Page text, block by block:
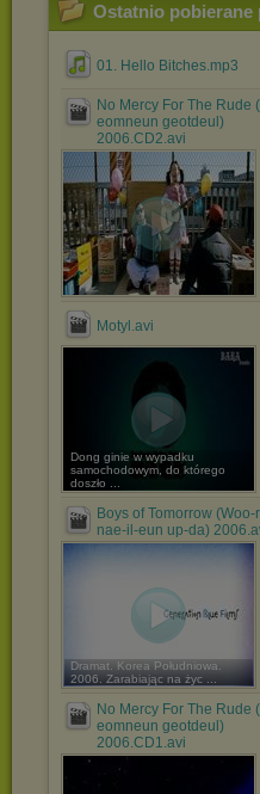
Ostatnio pobierane
01. Hello Bitches.mp3
No Mercy For The Rude
eomneun geotdeul)
2006.CD2.avi
Motyl.avi
Dong ginie w wypadku
samochodowym, do którego
doszło ...
Boys of Tomorrow (Woo-
nae-il-eun up-da)
Dramat. Korea Południowa.
2006. Zarabiając na życ ...
No Mercy For The Rude
eomneun geotdeul)
2006.CD1.avi